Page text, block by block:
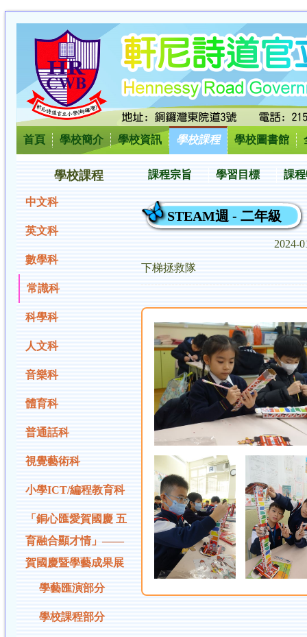
首頁 學校簡介 學校資訊 學校課程 學校圖書館
學校課程
中文科
英文科
數學科
常識科
科學科
人文科
音樂科
體育科
普通話科
視覺藝術科
小學ICT/編程教育科
「銅心匯愛賀國慶 五
育融合顯才情」——
賀國慶暨學藝成果展
學藝匯演部分
學校課程部分
課程宗旨 學習目標 課
STEAM週 - 二年級
2024-
下梯拯救隊